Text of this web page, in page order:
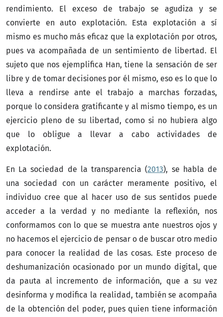
rendimiento. El exceso de trabajo se agudiza y se
convierte en auto explotación. Esta explotación a sí
mismo es mucho más eficaz que la explotación por otros,
pues va acompañada de un sentimiento de libertad. El
sujeto que nos ejemplifica Han, tiene la sensación de ser
libre y de tomar decisiones por él mismo, eso es lo que lo
lleva a rendirse ante el trabajo a marchas forzadas,
porque lo considera gratificante y al mismo tiempo, es un
ejercicio pleno de su libertad, como si no hubiera algo
que lo obligue a llevar a cabo actividades de
explotación.
En La sociedad de la transparencia (2013), se habla de
una sociedad con un carácter meramente positivo, el
individuo cree que al hacer uso de sus sentidos puede
acceder a la verdad y no mediante la reflexión, nos
conformamos con lo que se muestra ante nuestros ojos y
no hacemos el ejercicio de pensar o de buscar otro medio
para conocer la realidad de las cosas. Este proceso de
deshumanización ocasionado por un mundo digital, que
da pauta al incremento de información, que a su vez
desinforma y modifica la realidad, también se acompaña
de la obtención del poder, pues quien tiene información